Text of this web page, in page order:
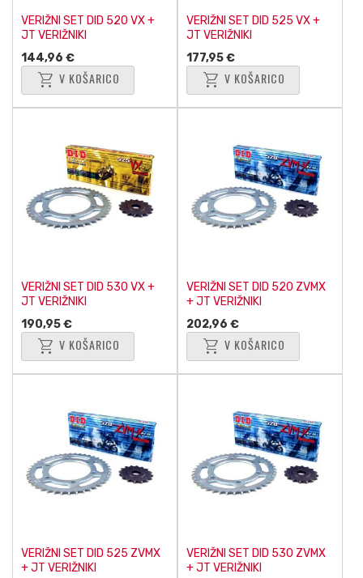
VERIŽNI SET DID 520 VX +
JT VERIŽNIKI
144,96 €
shopping_cart V KOŠARICO
VERIŽNI SET DID 525 VX +
JT VERIŽNIKI
177,95 €
shopping_cart V KOŠARICO
VERIŽNI SET DID 530 VX +
JT VERIŽNIKI
190,95 €
shopping_cart V KOŠARICO
VERIŽNI SET DID 520 ZVMX
+ JT VERIŽNIKI
202,96 €
shopping_cart V KOŠARICO
VERIŽNI SET DID 525 ZVMX
+ JT VERIŽNIKI
VERIŽNI SET DID 530 ZVMX
+ JT VERIŽNIKI